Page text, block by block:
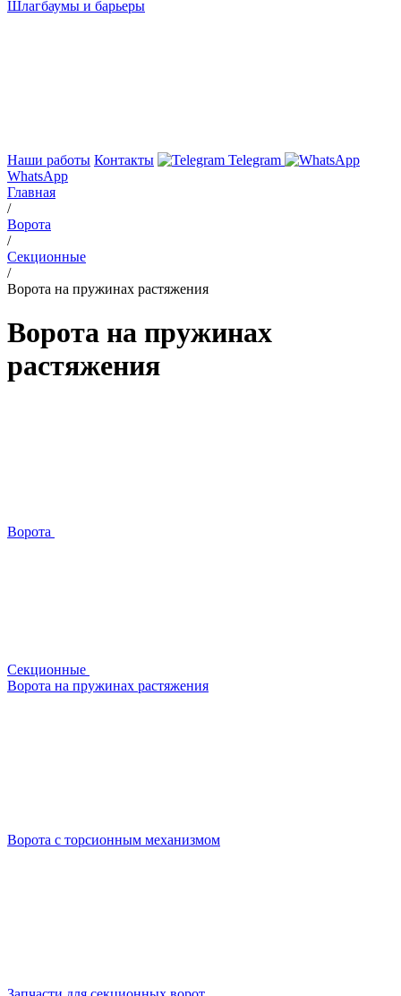
Шлагбаумы и барьеры
Наши работы Контакты
Telegram
WhatsApp
Главная
/
Ворота
/
Секционные
/
Ворота на пружинах растяжения
Ворота на пружинах
растяжения
Ворота
Секционные
Ворота на пружинах растяжения
Ворота с торсионным механизмом